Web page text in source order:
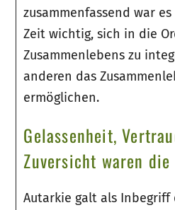
zusammenfassend war
Zeit wichtig, sich in die
Zusammenlebens zu
anderen das
ermöglichen.
Gelassenheit,
Zuversicht waren
Autarkie galt als Inbegriff